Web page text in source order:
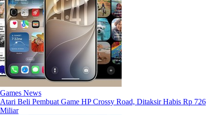
Games News
Atari Beli Pembuat Game HP Crossy Road, Ditaksir Habis Rp 726
Miliar